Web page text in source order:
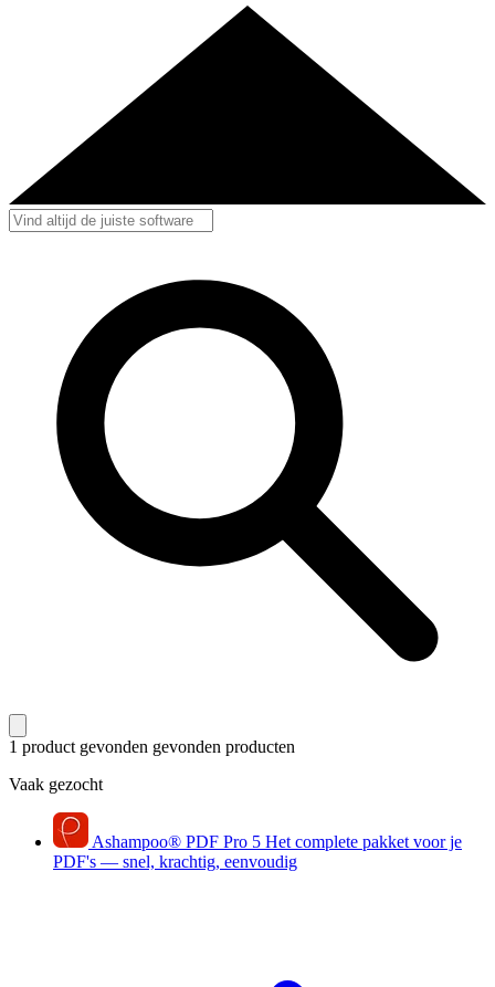
1 product gevonden gevonden producten
Vaak gezocht
Ashampoo® PDF Pro 5 Het complete pakket voor je
PDF's — snel, krachtig, eenvoudig